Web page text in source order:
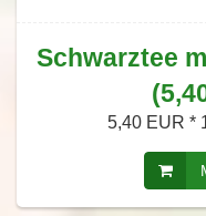
Schwarztee
5,40 EUR *